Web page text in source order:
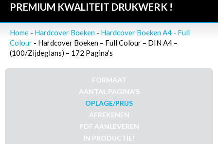
PREMIUM KWALITEIT DRUKWERK !
Home - Hardcover Boeken - Hardcover Boeken A4 - Full
Colour - Hardcover Boeken – Full Colour – DIN A4 –
(100/Zijdeglans) – 172 Pagina’s
FORMAAT
AANTAL PAGINA'S
OPLAGE/PRIJS
AFREKENEN
PDF AANLEVEREN
IN PRODUCTIE!